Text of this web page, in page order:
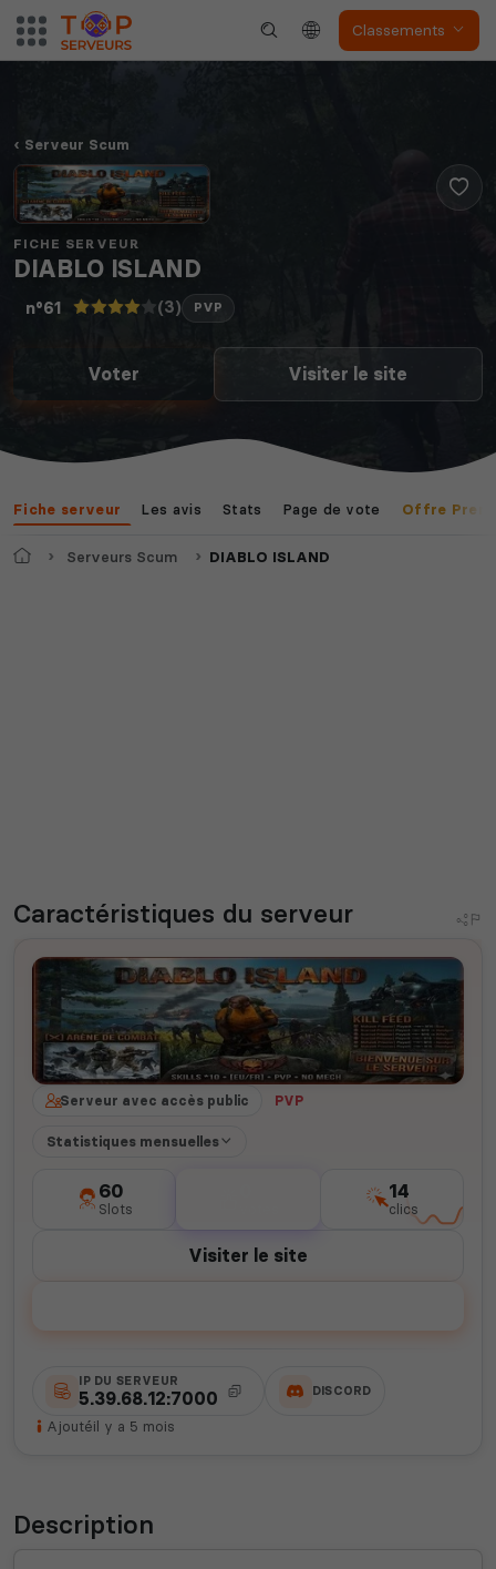
Classements
Serveur Scum
FICHE SERVEUR
DIABLO ISLAND
n°61 (3) PVP
Voter Visiter le site
Fiche serveur Les avis Stats Page de vote Offre
AccueilServeurs Scum DIABLO ISLAND
Caractéristiques du serveur
Serveur avec accès public PVP
Statistiques mensuelles
60
Slots
14
clics
Visiter le site
IP DU SERVEUR
5.39.68.12:7000 DISCORD
Ajoutéil y a 5 mois
Description